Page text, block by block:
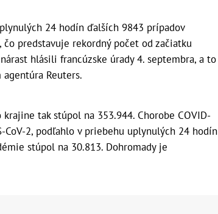
24 hodín ďalších 9843 prípadov
predstavuje rekordný počet od začiatku
hlásili francúzske úrady 4. septembra, a to
Reuters.
tak stúpol na 353.944. Chorobe COVID-
CoV-2, podľahlo v priebehu uplynulých 24 hodín
stúpol na 30.813. Dohromady je